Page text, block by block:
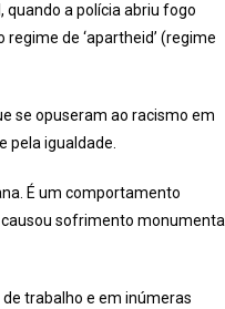
quando a polícia abriu fogo
de ‘apartheid’ (regime
se opuseram ao racismo em
pela igualdade.
É um comportamento
sofrimento monumental
trabalho e em inúmeras